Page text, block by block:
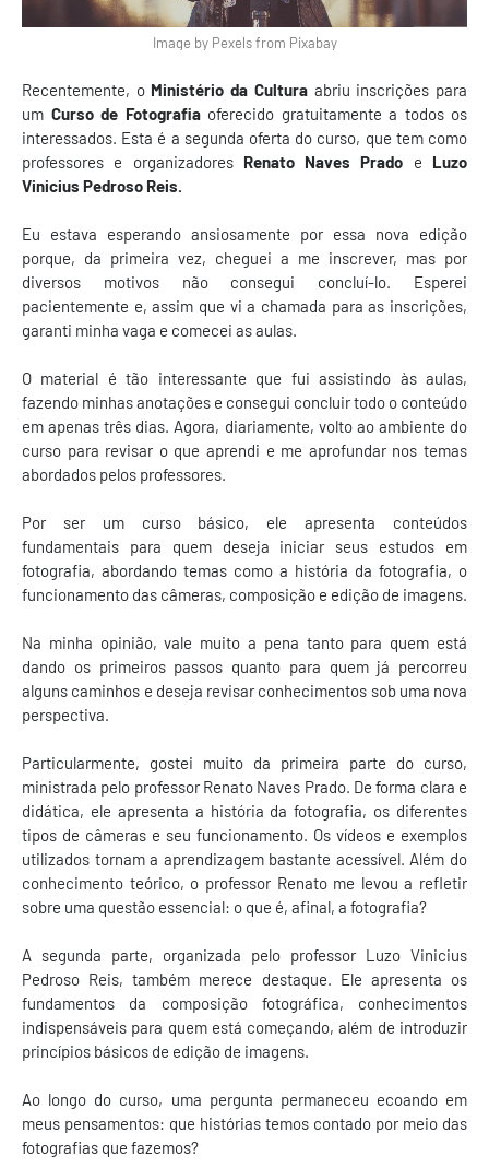
Image by Pexels from Pixabay
Recentemente, o Ministério da Culturaabriu inscrições para
um Curso de Fotografia oferecido gratuitamente a todos os
interessados. Esta é a segunda oferta do curso, que tem como
professores e organizadores Renato Naves Prado e Luzo
Vinicius Pedroso Reis.
Eu estava esperando ansiosamente por essa nova edição
porque, da primeira vez, cheguei a me inscrever, mas por
diversos motivos não consegui concluí-lo. Esperei
pacientemente e, assim que vi a chamada para as inscrições,
garanti minha vaga e comecei as aulas.
O material é tão interessante que fui assistindo às aulas,
fazendo minhas anotações e consegui concluir todo o conteúdo
em apenas três dias. Agora, diariamente, volto ao ambiente do
curso para revisar o que aprendi e me aprofundar nos temas
abordados pelos professores.
Por ser um curso básico, ele apresenta conteúdos
fundamentais para quem deseja iniciar seus estudos em
fotografia, abordando temas como a história da fotografia, o
funcionamento das câmeras, composição e edição de imagens.
Na minha opinião, vale muito a pena tanto para quem está
dando os primeiros passos quanto para quem já percorreu
alguns caminhos e deseja revisar conhecimentos sob uma nova
perspectiva.
Particularmente, gostei muito da primeira parte do curso,
ministrada pelo professor Renato Naves Prado. De forma clara e
didática, ele apresenta a história da fotografia, os diferentes
tipos de câmeras e seu funcionamento. Os vídeos e exemplos
utilizados tornam a aprendizagem bastante acessível. Além do
conhecimento teórico, o professor Renato me levou a refletir
sobre uma questão essencial: o que é, afinal, a fotografia?
A segunda parte, organizada pelo professor Luzo Vinicius
Pedroso Reis, também merece destaque. Ele apresenta os
fundamentos da composição fotográfica, conhecimentos
indispensáveis para quem está começando, além de introduzir
princípios básicos de edição de imagens.
Ao longo do curso, uma pergunta permaneceu ecoando em
meus pensamentos: que histórias temos contado por meio das
fotografias que fazemos?